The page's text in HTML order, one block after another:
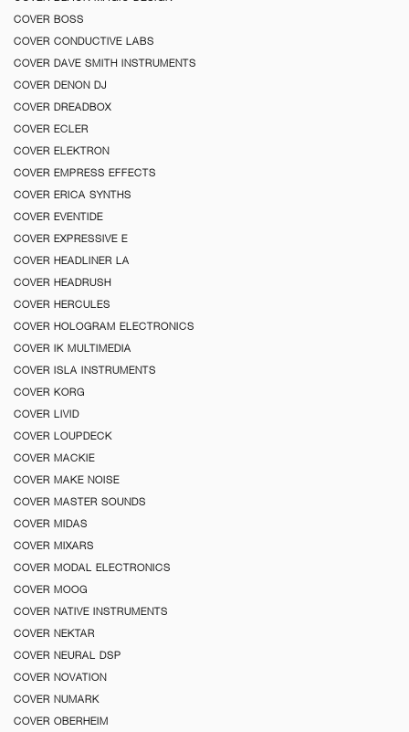
COVER BOSS
COVER CONDUCTIVE LABS
COVER DAVE SMITH INSTRUMENTS
COVER DENON DJ
COVER DREADBOX
COVER ECLER
COVER ELEKTRON
COVER EMPRESS EFFECTS
COVER ERICA SYNTHS
COVER EVENTIDE
COVER EXPRESSIVE E
COVER HEADLINER LA
COVER HEADRUSH
COVER HERCULES
COVER HOLOGRAM ELECTRONICS
COVER IK MULTIMEDIA
COVER ISLA INSTRUMENTS
COVER KORG
COVER LIVID
COVER LOUPDECK
COVER MACKIE
COVER MAKE NOISE
COVER MASTER SOUNDS
COVER MIDAS
COVER MIXARS
COVER MODAL ELECTRONICS
COVER MOOG
COVER NATIVE INSTRUMENTS
COVER NEKTAR
COVER NEURAL DSP
COVER NOVATION
COVER NUMARK
COVER OBERHEIM